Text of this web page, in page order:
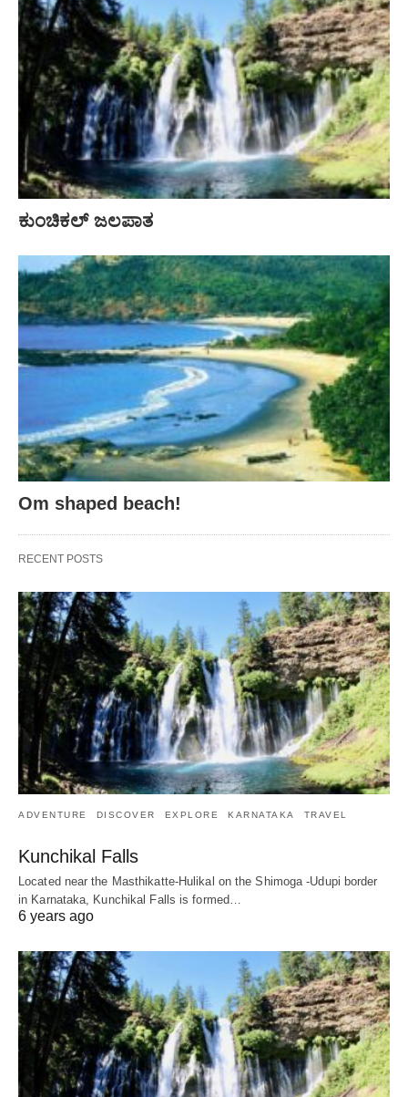
ಕುಂಚಿಕಲ್ ಜಲಪಾತ
Om shaped beach!
RECENT POSTS
ADVENTURE DISCOVER EXPLORE KARNATAKA TRAVEL
Kunchikal Falls
Located near the Masthikatte-Hulikal on the Shimoga -Udupi border
in Karnataka, Kunchikal Falls is formed…
6 years ago